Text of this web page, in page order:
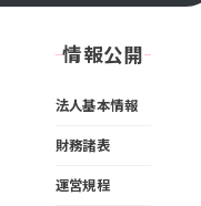
情報公開
法人基本情報
財務諸表
運営規程